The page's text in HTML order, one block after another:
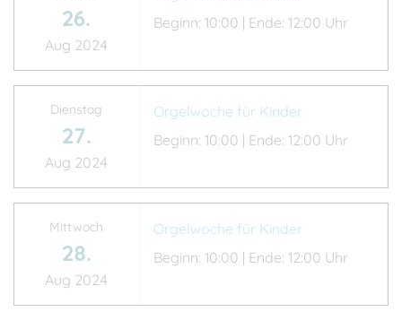
26.
Aug 2024
Beginn: 10:00 | Ende: 12:00 Uhr
Dienstag
27.
Aug 2024
Orgelwoche für Kinder
Beginn: 10:00 | Ende: 12:00 Uhr
Mittwoch
28.
Aug 2024
Orgelwoche für Kinder
Beginn: 10:00 | Ende: 12:00 Uhr